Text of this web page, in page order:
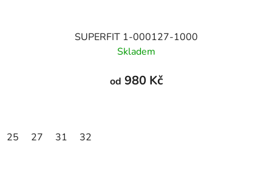
SUPERFIT 1-000127-1000
Skladem
od 980 Kč
25 27 31 32